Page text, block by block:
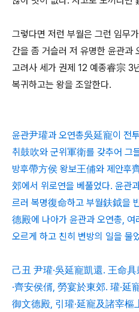
그렇다면 저런 부월은 그런 임무
간을 좀 거슬러 저 유명한 윤관과
고려사 세가 권제 12 예종睿宗 3
복귀하고는 왕을 조알한다.
윤관尹瓘과 오연총吳延寵이 전
취鼓吹와 군위軍衛를 갖추어 그
방후帶方侯 왕보王俌와 제안후
郊에서 위로연을 베풀었다. 윤관
르러 복명復命하고 부월鈇鉞을
德殿에 나아가 윤관과 오연총,
오르게 하고 친히 변방의 일을 물
己丑 尹瓘·吳延寵凱還. 王命
·齊安侯偦, 勞宴於東郊. 瓘·
御文德殿, 引瓘·延寵及諸宰